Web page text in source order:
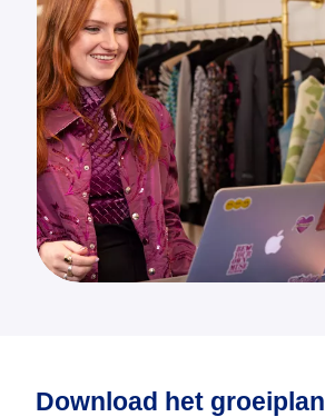
Download het groeiplan